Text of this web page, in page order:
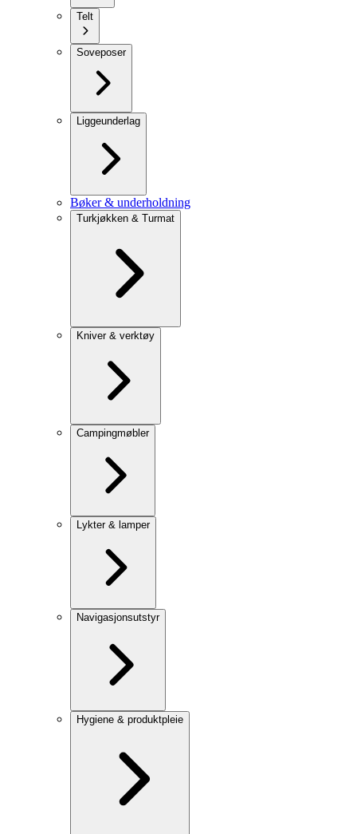
Telt
Soveposer
Liggeunderlag
Bøker & underholdning
Turkjøkken & Turmat
Kniver & verktøy
Campingmøbler
Lykter & lamper
Navigasjonsutstyr
Hygiene & produktpleie